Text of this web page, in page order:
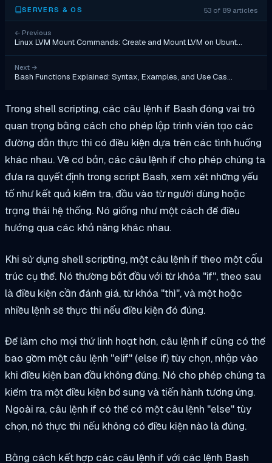
SERVERS & OS 53 of 89 articles
← Previous
Linux LVM Mount Commands: Create and Mount LVM on Ubunt…
Next →
Bash Functions Explained: Syntax, Examples, and Use Cas…
Trong shell scripting, các câu lệnh if Bash đóng vai trò
quan trọng bằng cách cho phép lập trình viên tạo các
đường dẫn thực thi có điều kiện dựa trên các tình huống
khác nhau. Về cơ bản, các câu lệnh if cho phép chúng ta
đưa ra quyết định trong script Bash, xem xét những yếu
tố như kết quả kiểm tra, đầu vào từ người dùng hoặc
trạng thái hệ thống. Nó giống như một cách để điều
hướng qua các khả năng khác nhau.
Khi sử dụng shell scripting, một câu lệnh if theo một cấu
trúc cụ thể. Nó thường bắt đầu với từ khóa "if", theo sau
là điều kiện cần đánh giá, từ khóa "thì", và một hoặc
nhiều lệnh sẽ thực thi nếu điều kiện đó đúng.
Để làm cho mọi thứ linh hoạt hơn, câu lệnh if cũng có thể
bao gồm một câu lệnh "elif" (else if) tùy chọn, nhập vào
khi điều kiện ban đầu không đúng. Nó cho phép chúng ta
kiểm tra một điều kiện bổ sung và tiến hành tương ứng.
Ngoài ra, câu lệnh if có thể có một câu lệnh "else" tùy
chọn, nó thực thi nếu không có điều kiện nào là đúng.
Bằng cách kết hợp các câu lệnh if với các lệnh Bash